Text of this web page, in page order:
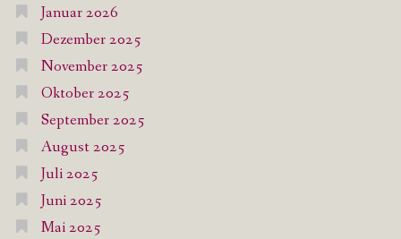
Januar 2026
Dezember 2025
November 2025
Oktober 2025
September 2025
August 2025
Juli 2025
Juni 2025
Mai 2025